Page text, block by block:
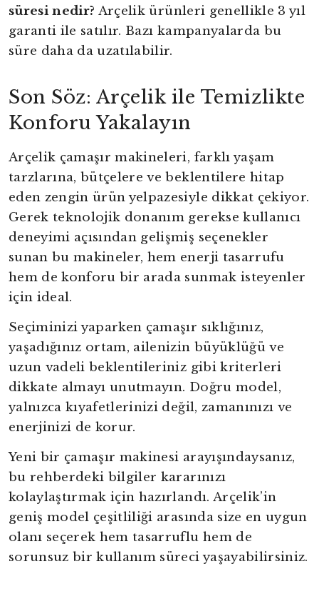
süresi nedir? Arçelik ürünleri genellikle 3 yıl
garanti ile satılır. Bazı kampanyalarda bu
süre daha da uzatılabilir.
Son Söz: Arçelik ile Temizlikte
Konforu Yakalayın
Arçelik çamaşır makineleri, farklı yaşam
tarzlarına, bütçelere ve beklentilere hitap
eden zengin ürün yelpazesiyle dikkat çekiyor.
Gerek teknolojik donanım gerekse kullanıcı
deneyimi açısından gelişmiş seçenekler
sunan bu makineler, hem enerji tasarrufu
hem de konforu bir arada sunmak isteyenler
için ideal.
Seçiminizi yaparken çamaşır sıklığınız,
yaşadığınız ortam, ailenizin büyüklüğü ve
uzun vadeli beklentileriniz gibi kriterleri
dikkate almayı unutmayın. Doğru model,
yalnızca kıyafetlerinizi değil, zamanınızı ve
enerjinizi de korur.
Yeni bir çamaşır makinesi arayışındaysanız,
bu rehberdeki bilgiler kararınızı
kolaylaştırmak için hazırlandı. Arçelik’in
geniş model çeşitliliği arasında size en uygun
olanı seçerek hem tasarruflu hem de
sorunsuz bir kullanım süreci yaşayabilirsiniz.